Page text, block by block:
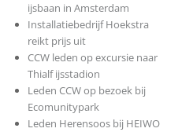
ijsbaan in Amsterdam
Installatiebedrijf Hoekstra
reikt prijs uit
CCW leden op excursie naar
Thialf ijsstadion
Leden CCW op bezoek bij
Ecomunitypark
Leden Herensoos bij HEIWO